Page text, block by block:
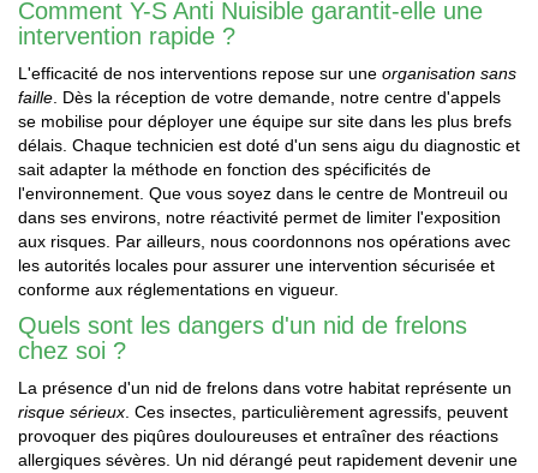
Comment Y-S Anti Nuisible garantit-elle une
intervention rapide ?
L'efficacité de nos interventions repose sur une organisation sans
faille . Dès la réception de votre demande, notre centre d'appels
se mobilise pour déployer une équipe sur site dans les plus brefs
délais. Chaque technicien est doté d'un sens aigu du diagnostic et
sait adapter la méthode en fonction des spécificités de
l'environnement. Que vous soyez dans le centre de Montreuil ou
dans ses environs, notre réactivité permet de limiter l'exposition
aux risques. Par ailleurs, nous coordonnons nos opérations avec
les autorités locales pour assurer une intervention sécurisée et
conforme aux réglementations en vigueur.
Quels sont les dangers d'un nid de frelons
chez soi ?
La présence d'un nid de frelons dans votre habitat représente un
risque sérieux . Ces insectes, particulièrement agressifs, peuvent
provoquer des piqûres douloureuses et entraîner des réactions
allergiques sévères. Un nid dérangé peut rapidement devenir une